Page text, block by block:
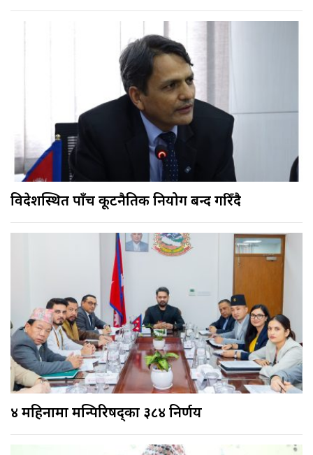
विदेशस्थित पाँच कूटनैतिक नियोग बन्द गरिँदै
४ महिनामा मन्त्रिपरिषद्का ३८४ निर्णय